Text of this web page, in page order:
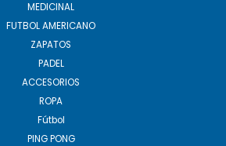
MEDICINAL
FUTBOL AMERICANO
ZAPATOS
PADEL
ACCESORIOS
ROPA
Fútbol
PING PONG